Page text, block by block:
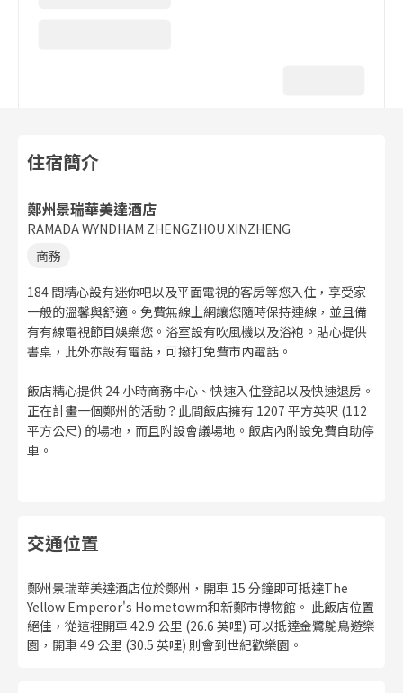
住宿簡介
鄭州景瑞華美達酒店
RAMADA WYNDHAM ZHENGZHOU XINZHENG
商務
184 間精心設有迷你吧以及平面電視的客房等您入住，享受家
一般的溫馨與舒適。免費無線上網讓您隨時保持連線，並且備
有有線電視節目娛樂您。浴室設有吹風機以及浴袍。貼心提供
書桌，此外亦設有電話，可撥打免費市內電話。
飯店精心提供 24 小時商務中心、快速入住登記以及快速退房。
正在計畫一個鄭州的活動？此間飯店擁有 1207 平方英呎 (112
平方公尺) 的場地，而且附設會議場地。飯店內附設免費自助停
車。
交通位置
鄭州景瑞華美達酒店位於鄭州，開車 15 分鐘即可抵達The
Yellow Emperor's Hometowm和新鄭市博物館。 此飯店位置
絕佳，從這裡開車 42.9 公里 (26.6 英哩) 可以抵達金鷺鴕鳥遊樂
園，開車 49 公里 (30.5 英哩) 則會到世紀歡樂園。